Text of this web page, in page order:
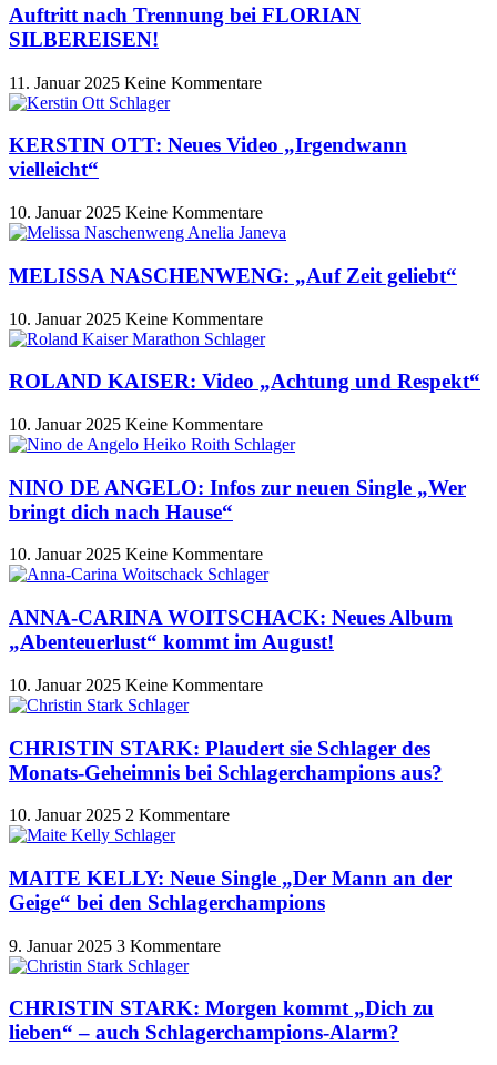
Auftritt nach Trennung bei FLORIAN
SILBEREISEN!
11. Januar 2025 Keine Kommentare
KERSTIN OTT: Neues Video „Irgendwann
vielleicht“
10. Januar 2025 Keine Kommentare
MELISSA NASCHENWENG: „Auf Zeit geliebt“
10. Januar 2025 Keine Kommentare
ROLAND KAISER: Video „Achtung und Respekt“
10. Januar 2025 Keine Kommentare
NINO DE ANGELO: Infos zur neuen Single „Wer
bringt dich nach Hause“
10. Januar 2025 Keine Kommentare
ANNA-CARINA WOITSCHACK: Neues Album
„Abenteuerlust“ kommt im August!
10. Januar 2025 Keine Kommentare
CHRISTIN STARK: Plaudert sie Schlager des
Monats-Geheimnis bei Schlagerchampions aus?
10. Januar 2025 2 Kommentare
MAITE KELLY: Neue Single „Der Mann an der
Geige“ bei den Schlagerchampions
9. Januar 2025 3 Kommentare
CHRISTIN STARK: Morgen kommt „Dich zu
lieben“ – auch Schlagerchampions-Alarm?